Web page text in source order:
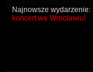
Najnowsze wydarzenie:
koncert we Wrocławiu!